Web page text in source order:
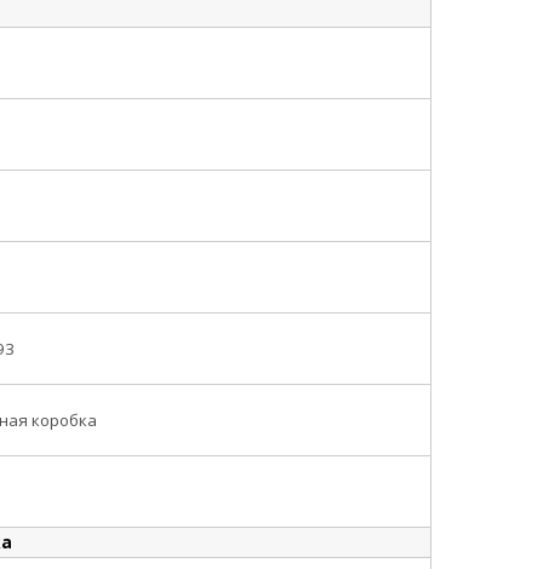
коробка